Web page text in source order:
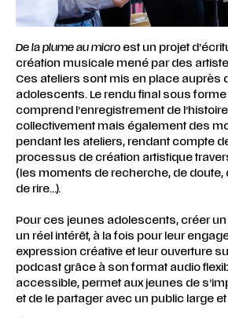
De la plume au micro est un projet
création musicale mené par des
Ces ateliers sont mis en place auprès
adolescents. Le rendu final sous
comprend l’enregistrement de
collectivement mais également des
pendant les ateliers, rendant compte
processus de création artistique
(les moments de recherche, de doute,
de rire…).
Pour ces jeunes adolescents, créer
un réel intérêt, à la fois pour leur
expression créative et leur ouverture
podcast grâce à son format audio
accessible, permet aux jeunes de
et de le partager avec un public large